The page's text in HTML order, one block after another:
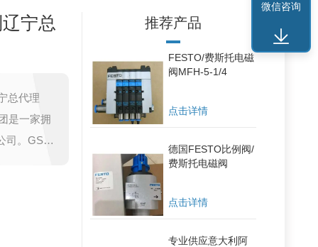
宁总
总代理
是一家拥
司。GSR
推荐产品
FESTO/费斯托电磁
阀MFH-5-1/4
点击详情
德国FESTO比例阀/
费斯托电磁阀
点击详情
专业供应意大利阿
微信咨询